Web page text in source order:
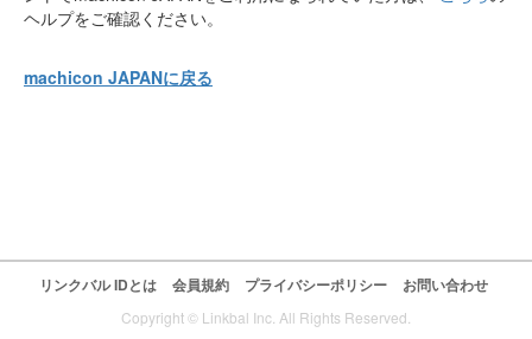
ヘルプをご確認ください。
machicon JAPANに戻る
リンクバル IDとは 会員規約 プライバシーポリシー お問い合わせ
Copyright © Linkbal Inc. All Rights Reserved.